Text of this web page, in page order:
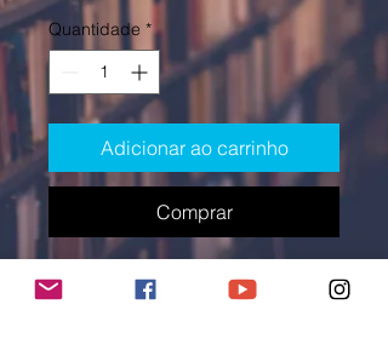
Quantidade *
Adicionar ao carrinho
Comprar
Sou a descrição do produto. Use
este espaço para adicionar detalhes